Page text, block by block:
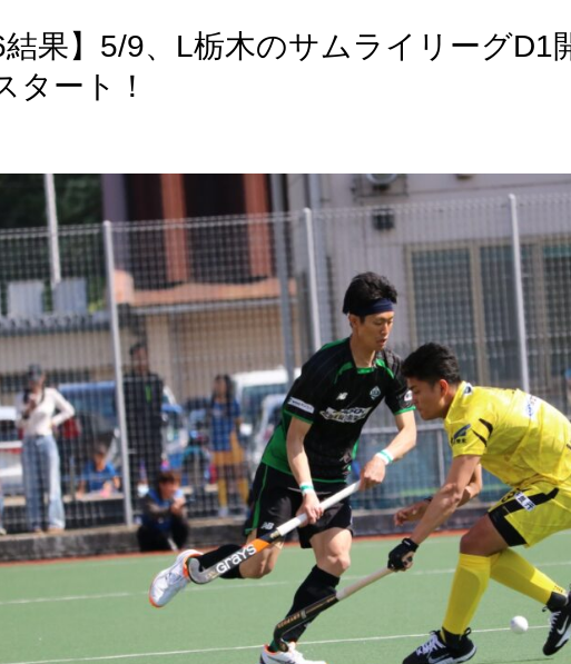
結果】5/9、L栃木のサムライリーグD1
タート！